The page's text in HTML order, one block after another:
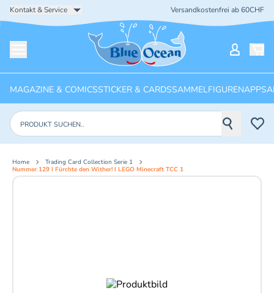
Kontakt & Service Versandkostenfrei ab 60CHF
Startseite
MAGAZINE & COMICSSTICKER & CARDSSAMMELFIGURENAPPS
Produkte suchen
Home
Trading Card Collection Serie 1
Nummer 129 I Fürchte den Wither! I LEGO Minecraft TCC 1